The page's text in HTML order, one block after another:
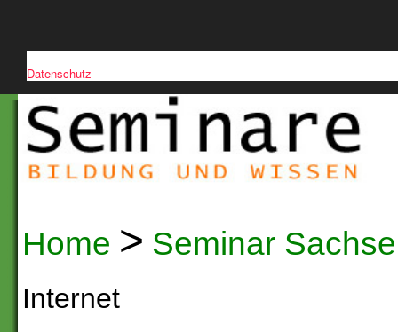
Datenschutz
Home > Seminar
Internet